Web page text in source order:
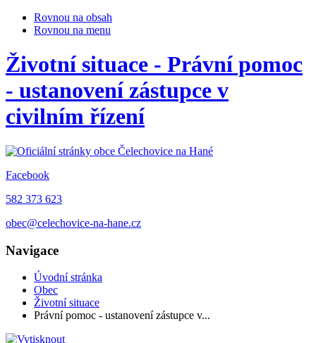
Rovnou na obsah
Rovnou na menu
Životní situace - Právní pomoc
- ustanovení zástupce v
civilním řízení
Facebook
582 373 623
obec@celechovice-na-hane.cz
Navigace
Úvodní stránka
Obec
Životní situace
Právní pomoc - ustanovení zástupce v...